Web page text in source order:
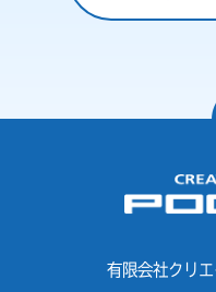
有限会社クリ